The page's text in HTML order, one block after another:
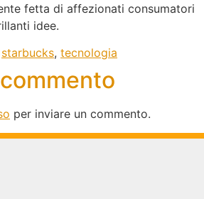
fetta di affezionati consumatori
idee.
starbucks, tecnologia
per inviare un commento.